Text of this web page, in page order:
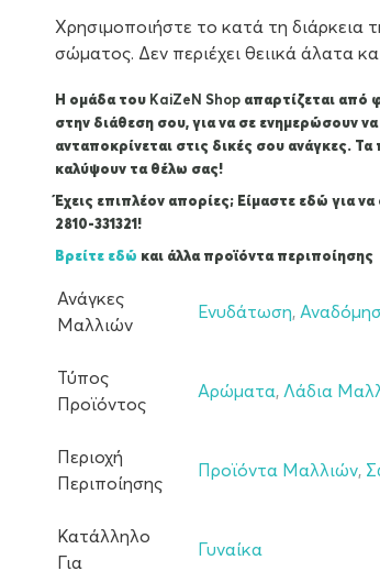
Χρησιμοποιήστε το κατά τη διάρκεια
σώματος. Δεν περιέχει θειικά άλατα
Η ομάδα του KaiZeΝ Shop απαρτίζεται από
στην διάθεση σου, για να σε ενημερώσουν
ανταποκρίνεται στις δικές σου ανάγκες.
καλύψουν τα θέλω σας!
Έχεις επιπλέον απορίες; Είμαστε εδώ για
2810-331321!
Βρείτε εδώ και άλλα προϊόντα περιποίησης
Ανάγκες
Μαλλιών
Ενυδάτωση,
Τύπος
Προϊόντος
Αρώματα, Λάδια
Περιοχή
Περιποίησης
Προϊόντα Μαλλιών,
Κατάλληλο
Για
Γυναίκα